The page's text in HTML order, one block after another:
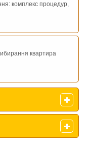
комплекс процедур,
квартира